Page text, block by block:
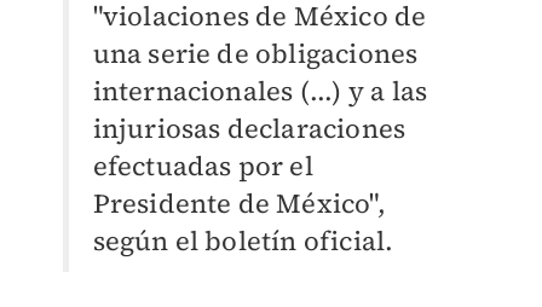
"violaciones de México de
una serie de obligaciones
internacionales (...) y a las
injuriosas declaraciones
efectuadas por el
Presidente de México",
según el boletín oficial.